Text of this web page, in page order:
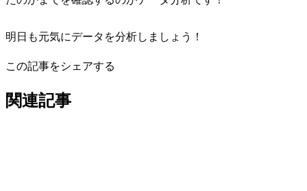
明日も元気にデータを分析しましょう！
この記事をシェアする
関連記事